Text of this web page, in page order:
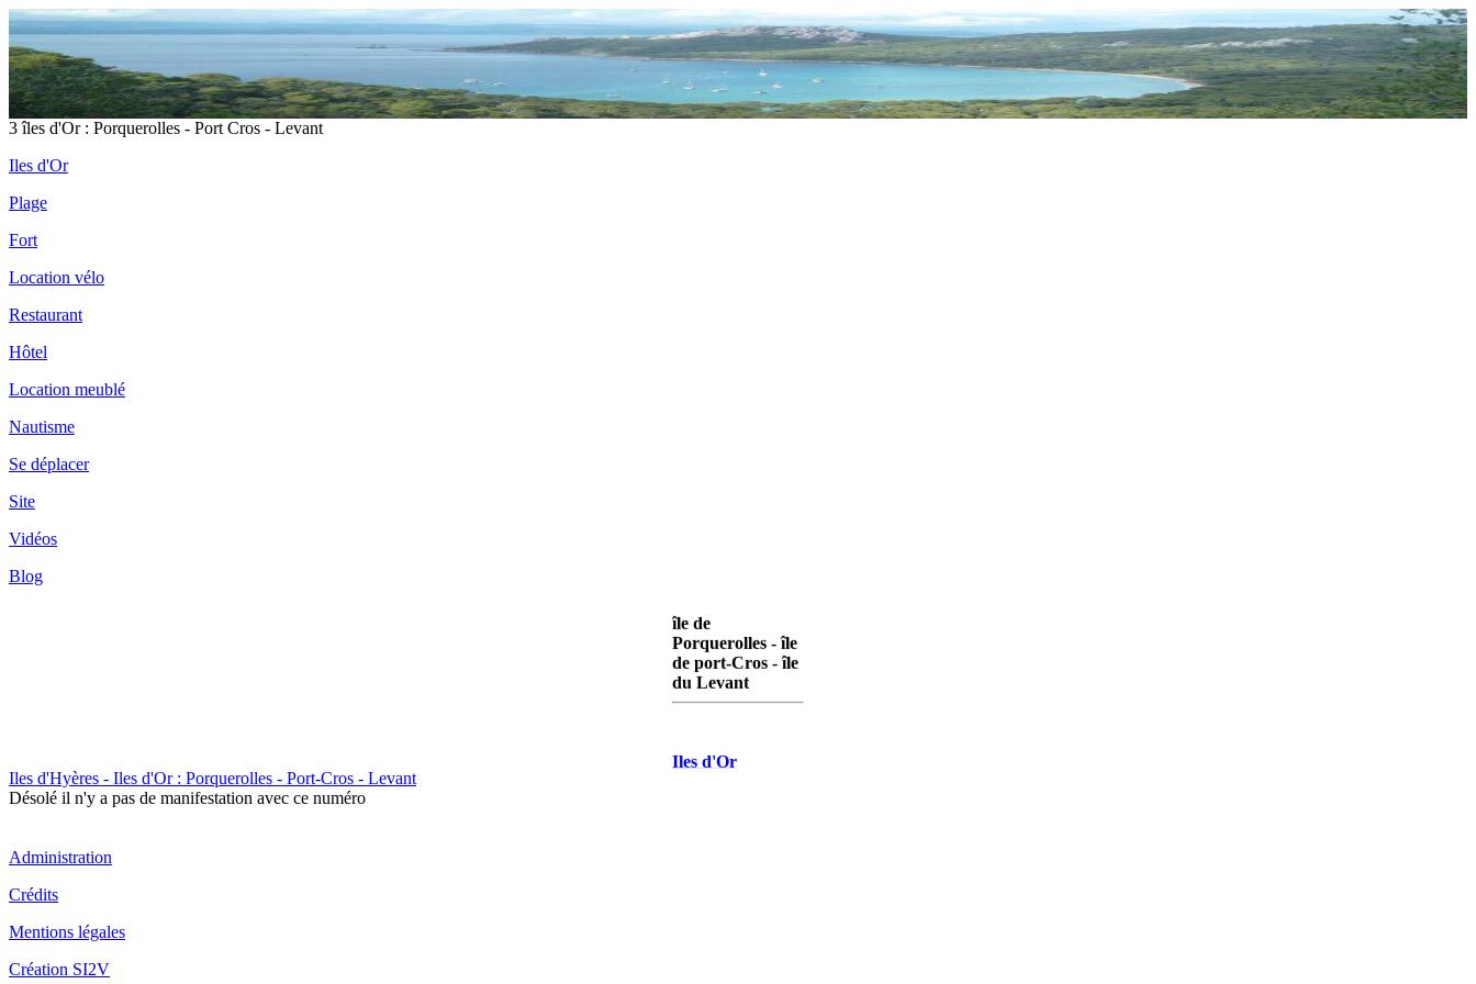
3 îles d'Or : Porquerolles - Port Cros - Levant
Iles d'Or
Plage
Fort
Location vélo
Restaurant
Hôtel
Location meublé
Nautisme
Se déplacer
Site
Vidéos
Blog
île de
Porquerolles - île
de port-Cros - île
du Levant
Iles d'Or
Porquerolles
Iles d'Hyères - Iles d'Or : Porquerolles - Port-Cros - Levant
Désolé il n'y a pas de manifestation avec ce numéro
Administration
Crédits
Mentions légales
Création SI2V